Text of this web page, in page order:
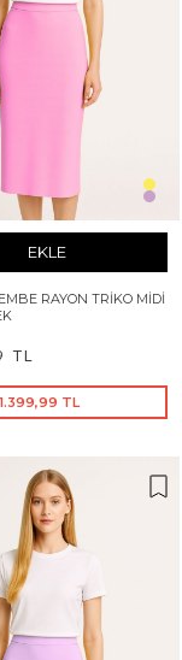
EKLE
RAYON TRIKO MIDI
TL
TL